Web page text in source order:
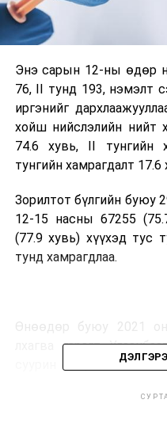
Энэ сарын 12-ны өдөр
76, II тунд 193, нэмэлт
иргэнийг
хойш нийслэлийн нийт
74.6 хувь, II тунгийн
тунгийн хамрагдалт 17.6
Зорилтот бүлгийн буюу
12-15 насны 67255
(77.9 хувь) хүүхэд тус
тунд хамрагдлаа.
Өнөөдөр буюу 2021
лхагва гарагт
суурин 49 цэгт 80
өөрт ойр вакцины аль ч
хамрагдах